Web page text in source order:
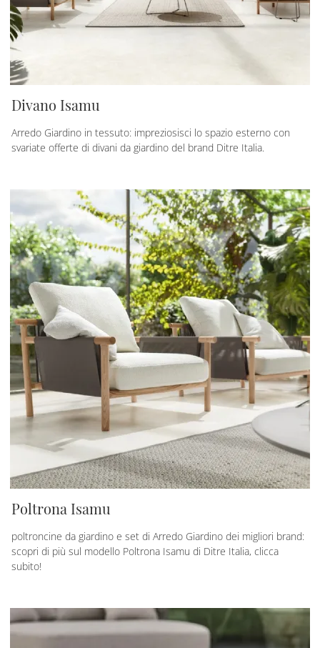
Divano Isamu
Arredo Giardino in tessuto: impreziosisci lo spazio esterno con
svariate offerte di divani da giardino del brand Ditre Italia.
Poltrona Isamu
poltroncine da giardino e set di Arredo Giardino dei migliori brand:
scopri di più sul modello Poltrona Isamu di Ditre Italia, clicca
subito!